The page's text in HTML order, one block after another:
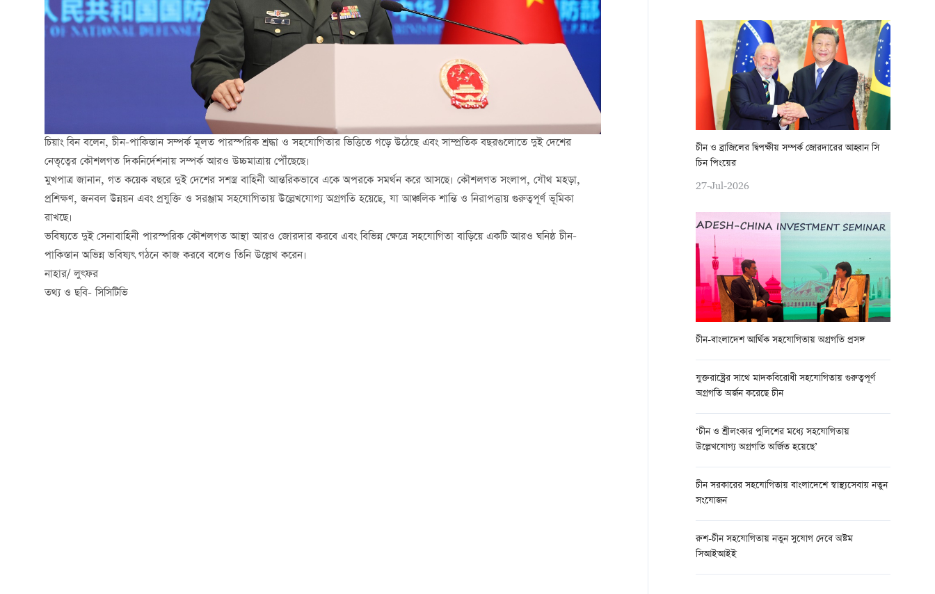
চিয়াং বিন বলেন, চীন-পাকিস্তান সম্পর্ক মূলত পারস্পরিক শ্রদ্ধা ও সহযোগিতার ভিত্তিতে গড়ে উঠেছে এবং সাম্প্রতিক বছরগুলোতে দুই দেশের
নেতৃত্বের কৌশলগত দিকনির্দেশনায় সম্পর্ক আরও উচ্চমাত্রায় পৌঁছেছে।
মুখপাত্র জানান, গত কয়েক বছরে দুই দেশের সশস্ত্র বাহিনী আন্তরিকভাবে একে অপরকে সমর্থন করে আসছে। কৌশলগত সংলাপ, যৌথ মহড়া,
প্রশিক্ষণ, জনবল উন্নয়ন এবং প্রযুক্তি ও সরঞ্জাম সহযোগিতায় উল্লেখযোগ্য অগ্রগতি হয়েছে, যা আঞ্চলিক শান্তি ও নিরাপত্তায় গুরুত্বপূর্ণ ভূমিকা
রাখছে।
ভবিষ্যতে দুই সেনাবাহিনী পারস্পরিক কৌশলগত আস্থা আরও জোরদার করবে এবং বিভিন্ন ক্ষেত্রে সহযোগিতা বাড়িয়ে একটি আরও ঘনিষ্ঠ চীন-
পাকিস্তান অভিন্ন ভবিষ্যৎ গঠনে কাজ করবে বলেও তিনি উল্লেখ করেন।
নাহার/ লুৎফর
তথ্য ও ছবি- সিসিটিভি
চীন ও ব্রাজিলের দ্বিপক্ষীয় সম্পর্ক জোরদারের আহ্বান সি
চিন পিংয়ের
27-Jul-2026
চীন-বাংলাদেশ আর্থিক সহযোগিতায় অগ্রগতি প্রসঙ্গ
যুক্তরাষ্ট্রের সাথে মাদকবিরোধী সহযোগিতায় গুরুত্বপূর্ণ
অগ্রগতি অর্জন করেছে চীন
‘চীন ও শ্রীলংকার পুলিশের মধ্যে সহযোগিতায়
উল্লেখযোগ্য অগ্রগতি অর্জিত হয়েছে’
চীন সরকারের সহযোগিতায় বাংলাদেশে স্বাস্থ্যসেবায় নতুন
সংযোজন
রুশ-চীন সহযোগিতায় নতুন সুযোগ দেবে অষ্টম
সিআইআইই